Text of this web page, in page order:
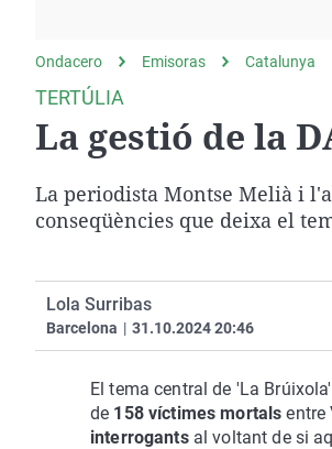
Negra
Ondacero Emisoras Catalunya
TERTÚLIA
La gestió de la
La periodista Montse Melià i
conseqüències que deixa el
Lola Surribas
Barcelona | 31.10.2024 20:46
El tema central de 'La
de 158 víctimes mortals entre
interrogants al voltant de si